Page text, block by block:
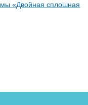
«Двойная сплошная